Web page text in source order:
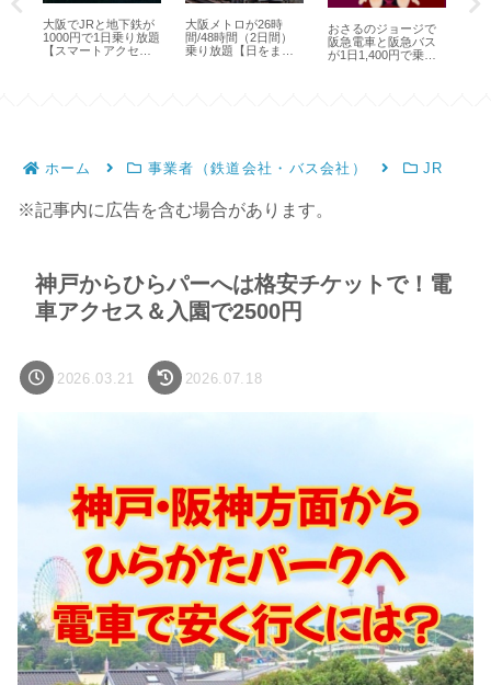
大阪でJRと地下鉄が
1000円で1日乗り放題
【スマートアクセス
大阪メトロが26時
間/48時間（2日間）
乗り放題【日をまた
おさるのジョージで
阪急電車と阪急バス
が1日1,400円で乗り
ホーム 事業者（鉄道会社・バス会社） JR
※記事内に広告を含む場合があります。
神戸からひらパーへは格安チケットで！電
車アクセス＆入園で2500円
2026.03.21 2026.07.18